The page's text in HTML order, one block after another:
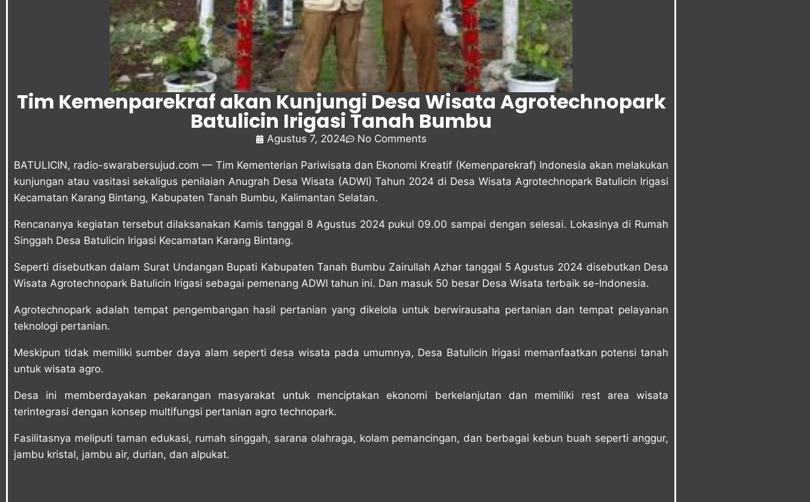
Tim Kemenparekraf akan Kunjungi Desa Wisata Agrotechnopark
Batulicin Irigasi Tanah Bumbu
Agustus 7, 2024 No Comments
BATULICIN, radio-swarabersujud.com — Tim Kementerian Pariwisata dan Ekonomi Kreatif (Kemenparekraf) Indonesia akan melakukan
kunjungan atau vasitasi sekaligus penilaian Anugrah Desa Wisata (ADWI) Tahun 2024 di Desa Wisata Agrotechnopark Batulicin Irigasi
Kecamatan Karang Bintang, Kabupaten Tanah Bumbu, Kalimantan Selatan.
Rencananya kegiatan tersebut dilaksanakan Kamis tanggal 8 Agustus 2024 pukul 09.00 sampai dengan selesai. Lokasinya di Rumah
Singgah Desa Batulicin Irigasi Kecamatan Karang Bintang.
Seperti disebutkan dalam Surat Undangan Bupati Kabupaten Tanah Bumbu Zairullah Azhar tanggal 5 Agustus 2024 disebutkan Desa
Wisata Agrotechnopark Batulicin Irigasi sebagai pemenang ADWI tahun ini. Dan masuk 50 besar Desa Wisata terbaik se-Indonesia.
Agrotechnopark adalah tempat pengembangan hasil pertanian yang dikelola untuk berwirausaha pertanian dan tempat pelayanan
teknologi pertanian.
Meskipun tidak memiliki sumber daya alam seperti desa wisata pada umumnya, Desa Batulicin Irigasi memanfaatkan potensi tanah
untuk wisata agro.
Desa ini memberdayakan pekarangan masyarakat untuk menciptakan ekonomi berkelanjutan dan memiliki rest area wisata
terintegrasi dengan konsep multifungsi pertanian agro technopark.
Fasilitasnya meliputi taman edukasi, rumah singgah, sarana olahraga, kolam pemancingan, dan berbagai kebun buah seperti anggur,
jambu kristal, jambu air, durian, dan alpukat.